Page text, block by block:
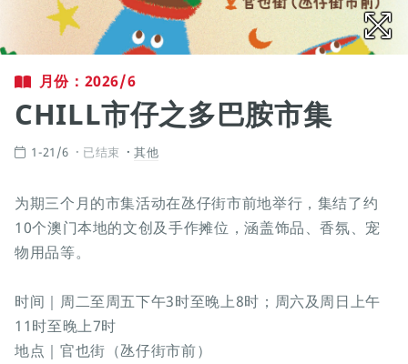
月份：2026/6
CHILL市仔之多巴胺市集
1-21/6 已结束 其他
为期三个月的市集活动在氹仔街市前地举行，集结了约
10个澳门本地的文创及手作摊位，涵盖饰品、香氛、宠
物用品等。
时间｜周二至周五下午3时至晚上8时；周六及周日上午
11时至晚上7时
地点｜官也街（氹仔街市前）